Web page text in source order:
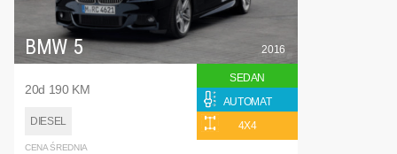
BMW 5
20d 190 KM
DIESEL
2016
SEDAN
AUTOMAT
4X4
CENA ŚREDNIA